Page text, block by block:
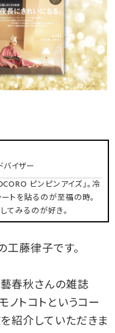
バイザー
ピンピンアイズ」。冷
トを貼るのが至福の時。
てみるのが好き。
工藤律子です。
春秋さんの雑誌
ノトコトというコー
紹介していただきま